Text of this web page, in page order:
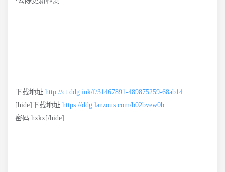
下载地址:http://ct.ddg.ink/f/31467891-489875259-68ab14
[hide]下载地址:https://ddg.lanzous.com/b02bvew0b
密码:hxkx[/hide]